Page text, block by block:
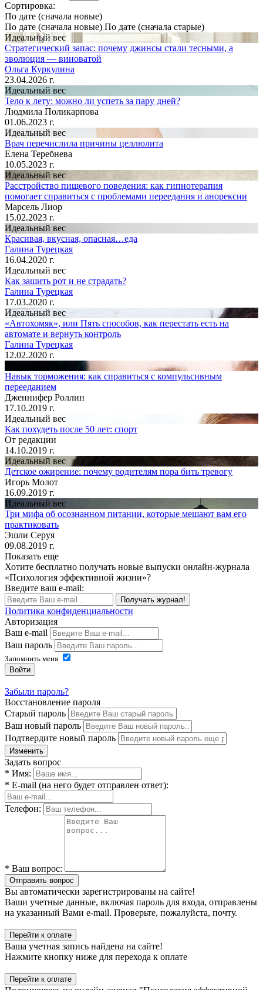
Cортировка:
По дате (сначала новые)
По дате (сначала новые) По дате (сначала старые)
Идеальный вес
Стратегический запас: почему джинсы стали тесными, а
эволюция — виноватой
Ольга Куркулина
23.04.2026 г.
Идеальный вес
Тело к лету: можно ли успеть за пару дней?
Людмила Поликарпова
01.06.2023 г.
Идеальный вес
Врач перечислила причины целлюлита
Елена Теребнева
10.05.2023 г.
Идеальный вес
Расстройство пищевого поведения: как гипнотерапия
помогает справиться с проблемами переедания и анорексии
Марсель Лиор
15.02.2023 г.
Идеальный вес
Красивая, вкусная, опасная…еда
Галина Турецкая
16.04.2020 г.
Идеальный вес
Как зашить рот и не страдать?
Галина Турецкая
17.03.2020 г.
Идеальный вес
«Автохомяк», или Пять способов, как перестать есть на
автомате и вернуть контроль
Галина Турецкая
12.02.2020 г.
Навык торможения: как справиться с компульсивным
перееданием
Дженнифер Роллин
17.10.2019 г.
Идеальный вес
Как похудеть после 50 лет: спорт
От редакции
14.10.2019 г.
Идеальный вес
Детское ожирение: почему родителям пора бить тревогу
Игорь Молот
16.09.2019 г.
Идеальный вес
Три мифа об осознанном питании, которые мешают вам его
практиковать
Эшли Серуя
09.08.2019 г.
Показать еще
Хотите бесплатно получать новые выпуски онлайн-журнала
«Психология эффективной жизни»?
Введите ваш e-mail:
Получать журнал!
Политика конфиденциальности
Авторизация
Ваш e-mail
Ваш пароль
Запомнить меня
Войти
Забыли пароль?
Восстановление пароля
Старый пароль
Ваш новый пароль
Подтвердите новый пароль
Изменить
Задать вопрос
* Имя:
* E-mail (на него будет отправлен ответ):
Телефон:
* Ваш вопрос:
Отправить вопрос
Вы автоматически зарегистрированы на сайте!
Ваши учетные данные, включая пароль для входа, отправлены
на указанный Вами e-mail. Проверьте, пожалуйста, почту.
Перейти к оплате
Ваша учетная запись найдена на сайте!
Нажмите кнопку ниже для перехода к оплате
Перейти к оплате